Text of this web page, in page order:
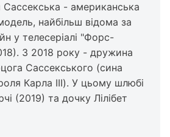
Сассекська - американська
найбільш відома за
у телесеріалі "Форс-
З 2018 року - дружина
Сассекського (сина
Карла III). У цьому шлюбі
(2019) та дочку Лілібет